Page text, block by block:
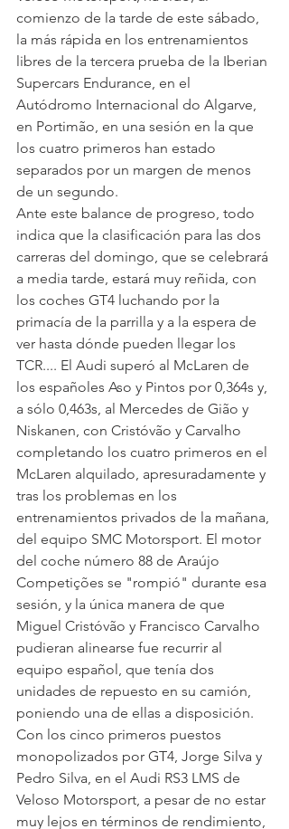
comienzo de la tarde de este sábado,
la más rápida en los entrenamientos
libres de la tercera prueba de la Iberian
Supercars Endurance, en el
Autódromo Internacional do Algarve,
en Portimão, en una sesión en la que
los cuatro primeros han estado
separados por un margen de menos
de un segundo.
Ante este balance de progreso, todo
indica que la clasificación para las dos
carreras del domingo, que se celebrará
a media tarde, estará muy reñida, con
los coches GT4 luchando por la
primacía de la parrilla y a la espera de
ver hasta dónde pueden llegar los
TCR.... El Audi superó al McLaren de
los españoles Aso y Pintos por 0,364s y,
a sólo 0,463s, al Mercedes de Gião y
Niskanen, con Cristóvão y Carvalho
completando los cuatro primeros en el
McLaren alquilado, apresuradamente y
tras los problemas en los
entrenamientos privados de la mañana,
del equipo SMC Motorsport. El motor
del coche número 88 de Araújo
Competições se "rompió" durante esa
sesión, y la única manera de que
Miguel Cristóvão y Francisco Carvalho
pudieran alinearse fue recurrir al
equipo español, que tenía dos
unidades de repuesto en su camión,
poniendo una de ellas a disposición.
Con los cinco primeros puestos
monopolizados por GT4, Jorge Silva y
Pedro Silva, en el Audi RS3 LMS de
Veloso Motorsport, a pesar de no estar
muy lejos en términos de rendimiento,